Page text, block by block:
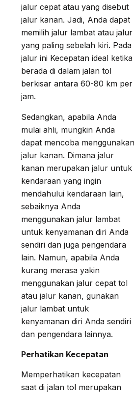
jalur cepat atau yang disebut
jalur kanan. Jadi, Anda dapat
memilih jalur lambat atau jalur
yang paling sebelah kiri. Pada
jalur ini Kecepatan ideal ketika
berada di dalam jalan tol
berkisar antara 60-80 km per
jam.
Sedangkan, apabila Anda
mulai ahli, mungkin Anda
dapat mencoba menggunakan
jalur kanan. Dimana jalur
kanan merupakan jalur untuk
kendaraan yang ingin
mendahului kendaraan lain,
sebaiknya Anda
menggunakan jalur lambat
untuk kenyamanan diri Anda
sendiri dan juga pengendara
lain. Namun, apabila Anda
kurang merasa yakin
menggunakan jalur cepat tol
atau jalur kanan, gunakan
jalur lambat untuk
kenyamanan diri Anda sendiri
dan pengendara lainnya.
Perhatikan Kecepatan
Memperhatikan kecepatan
saat di jalan tol merupakan